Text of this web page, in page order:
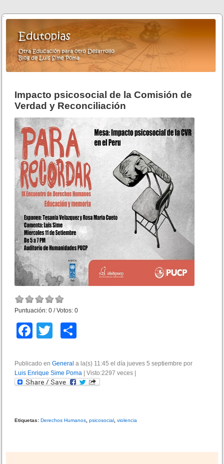
Impacto psicosocial de la Comisión de
Verdad y Reconciliación
Puntuación: 0/ Votos: 0
F
c
e
o
tt
er
m
p
Publicado en General a la(s) 11:45 el día jueves 5 septiembre por
Luis Enrique Sime Poma | Visto:2297 veces |
Etiquetas: Derechos Humanos, psicosocial, violencia